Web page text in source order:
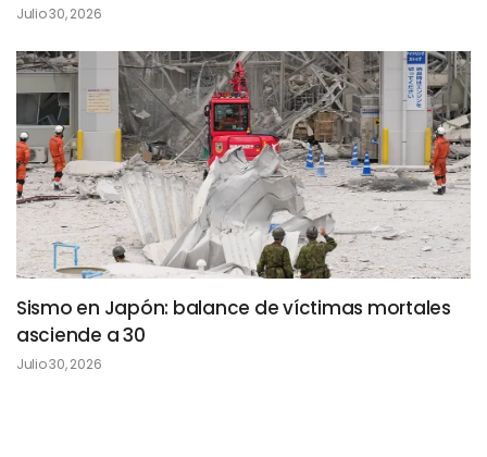
Julio 30, 2026
Sismo en Japón: balance de víctimas mortales
asciende a 30
Julio 30, 2026